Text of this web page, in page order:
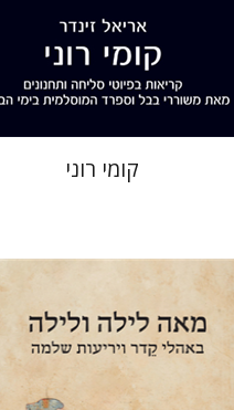
הנחת אתר ספר מודפס
$35
$32
קומי רוני
אמיר לרנר
אמיר לרנר